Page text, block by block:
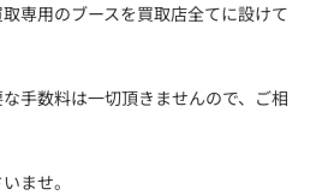
専用のブースを買取店全てに設けて
手数料は一切頂きませんので、ご相
ませ。